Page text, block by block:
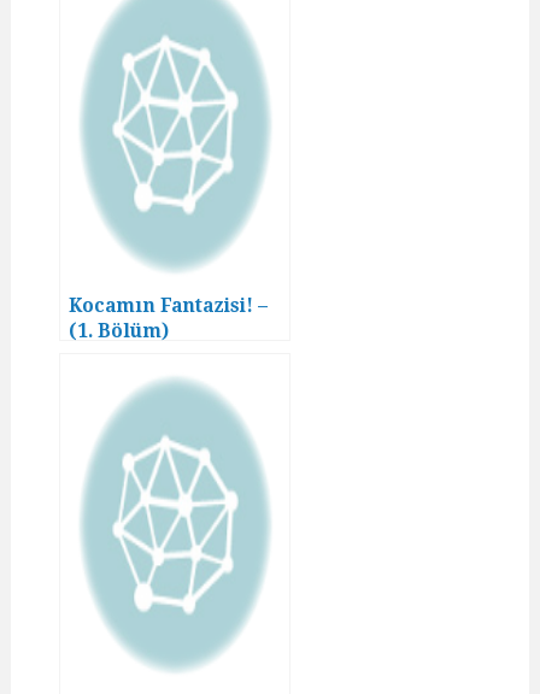
Kocamın Fantazisi! –
(1. Bölüm)